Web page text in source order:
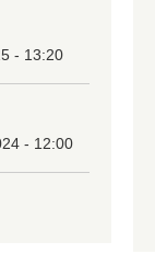
- 13:20
- 12:00